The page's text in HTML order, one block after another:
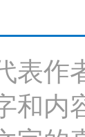
表作
和内